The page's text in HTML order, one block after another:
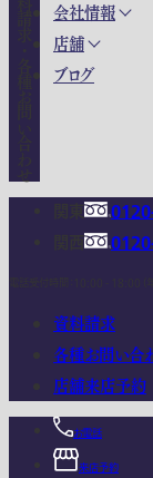
会社情報
店舗
ブログ
資料請求
各種お問い合
店舗来店予約
お電話
来店予約